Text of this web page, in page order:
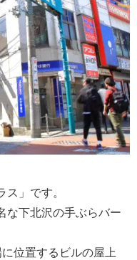
ス」です。
な下北沢の手ぶらバー
位置するビルの屋上